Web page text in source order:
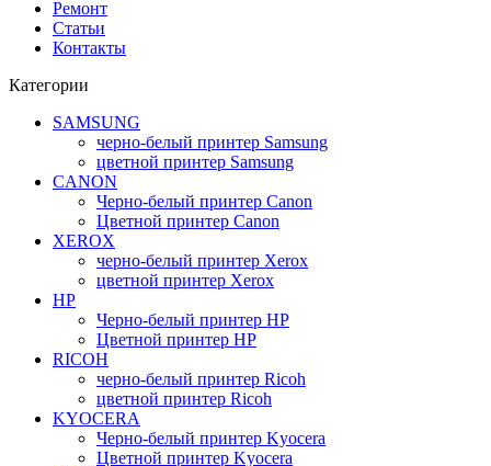
Ремонт
Статьи
Контакты
Категории
SAMSUNG
черно-белый принтер Samsung
цветной принтер Samsung
CANON
Черно-белый принтер Canon
Цветной принтер Canon
XEROX
черно-белый принтер Xerox
цветной принтер Xerox
HP
Черно-белый принтер HP
Цветной принтер HP
RICOH
черно-белый принтер Ricoh
цветной принтер Ricoh
KYOCERA
Черно-белый принтер Kyocera
Цветной принтер Kyocera